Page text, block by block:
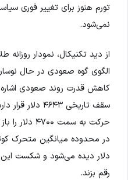
تورم هنوز برای تغییر فوری
نمی‌شود.
از دید تکنیکال، نمودار
الگوی گوه صعودی در حال
کاهش قدرت روند صعودی
سقف تاریخی
حرکت به سمت
دلار دیده می‌شود و شکست
رقم بزند.